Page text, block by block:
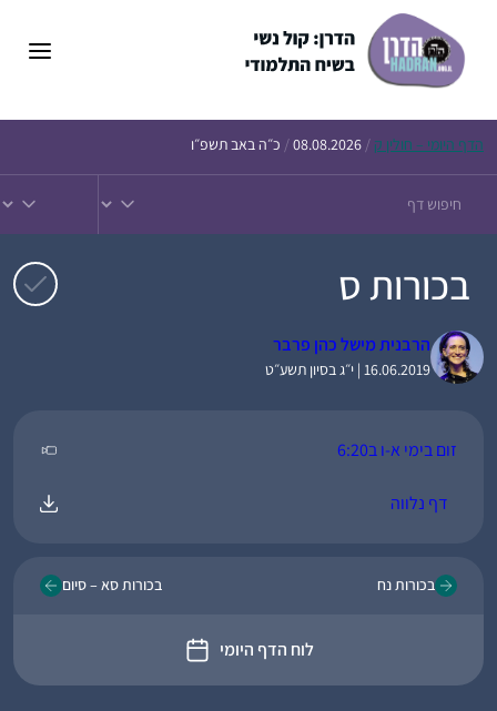
הדף היומי – חולין ק /
08.08.2026
/ כ״ה באב תשפ״ו
בכורות ס
הרבנית מישל כהן פרבר
16.06.2019 | י״ג בסיון תשע״ט
זום בימי א-ו ב6:20
דף נלווה
בכורות נח
לוח הדף היומי
בכורות סא – סיום